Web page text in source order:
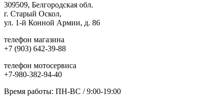
309509, Белгородская обл.
г. Старый Оскол,
ул. 1-й Конной Армии, д. 86
телефон магазина
+7 (903) 642-39-88
телефон мотосервиса
+7-980-382-94-40
Время работы: ПН-ВС / 9:00-19:00